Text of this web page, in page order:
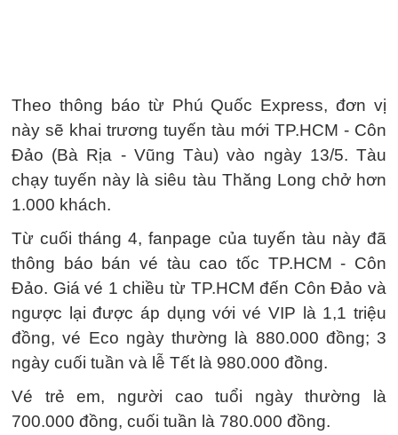
Theo thông báo từ Phú Quốc Express, đơn vị
này sẽ khai trương tuyến tàu mới TP.HCM - Côn
Đảo (Bà Rịa - Vũng Tàu) vào ngày 13/5. Tàu
chạy tuyến này là siêu tàu Thăng Long chở hơn
1.000 khách.
Từ cuối tháng 4, fanpage của tuyến tàu này đã
thông báo bán vé tàu cao tốc TP.HCM - Côn
Đảo. Giá vé 1 chiều từ TP.HCM đến Côn Đảo và
ngược lại được áp dụng với vé VIP là 1,1 triệu
đồng, vé Eco ngày thường là 880.000 đồng; 3
ngày cuối tuần và lễ Tết là 980.000 đồng.
Vé trẻ em, người cao tuổi ngày thường là
700.000 đồng, cuối tuần là 780.000 đồng.